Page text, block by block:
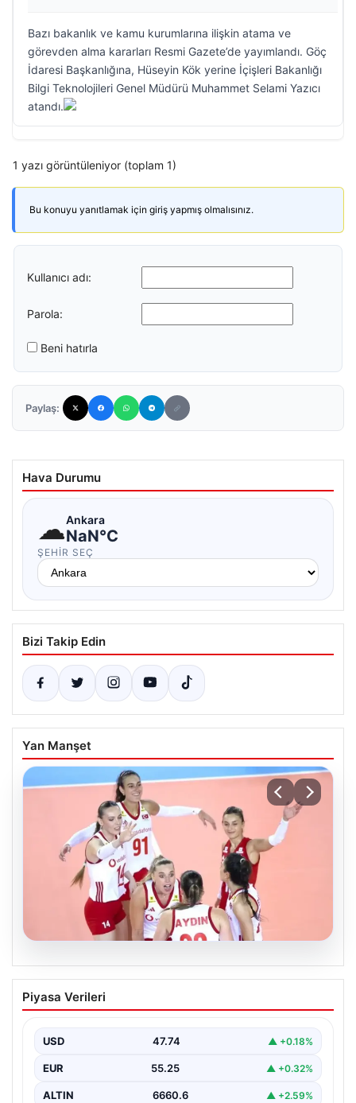
Bazı bakanlık ve kamu kurumlarına ilişkin atama ve
görevden alma kararları Resmi Gazete’de yayımlandı. Göç
İdaresi Başkanlığına, Hüseyin Kök yerine İçişleri Bakanlığı
Bilgi Teknolojileri Genel Müdürü Muhammet Selami Yazıcı
atandı.
1 yazı görüntüleniyor (toplam 1)
Bu konuyu yanıtlamak için giriş yapmış olmalısınız.
Kullanıcı adı:
Parola:
Beni hatırla
Paylaş:
Hava Durumu
☁Ankara
NaN°C
ŞEHIR SEÇ
Bizi Takip Edin
Yan Manşet
07.08.2026
Filenin Sultanları, Fransa’yı Yenilmez
Serisini Sürdürüyor
öncesinde yaptığı hazırlık maçlarında gösterdiği üstün
performansla…
Piyasa Verileri
USD 47.74 ▲ +0.18%
EUR 55.25 ▲ +0.32%
ALTIN 6660.6 ▲ +2.59%